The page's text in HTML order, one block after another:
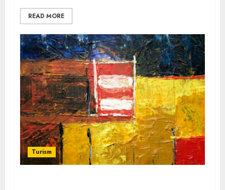
READ MORE
Turism